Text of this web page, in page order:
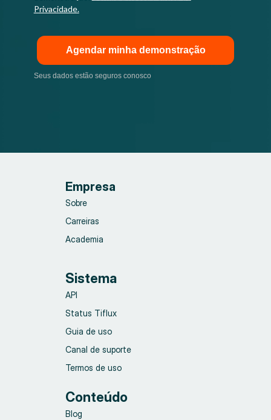
Privacidade.
Agendar minha demonstração
Seus dados estão seguros conosco
Empresa
Sobre
Carreiras
Academia
Sistema
API
Status Tiflux
Guia de uso
Canal de suporte
Termos de uso
Conteúdo
Blog